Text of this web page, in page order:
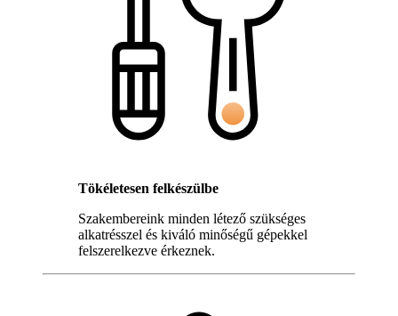
Tökéletesen felkészülbe
Szakembereink minden létező szükséges
alkatrésszel és kiváló minőségű gépekkel
felszerelkezve érkeznek.